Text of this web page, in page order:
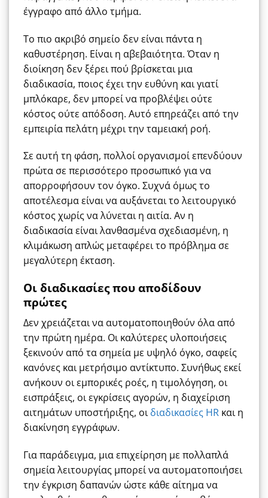
έγγραφο από άλλο τμήμα.
Το πιο ακριβό σημείο δεν είναι πάντα η
καθυστέρηση. Είναι η αβεβαιότητα. Όταν η
διοίκηση δεν ξέρει πού βρίσκεται μια
διαδικασία, ποιος έχει την ευθύνη και γιατί
μπλόκαρε, δεν μπορεί να προβλέψει ούτε
κόστος ούτε απόδοση. Αυτό επηρεάζει από την
εμπειρία πελάτη μέχρι την ταμειακή ροή.
Σε αυτή τη φάση, πολλοί οργανισμοί επενδύουν
πρώτα σε περισσότερο προσωπικό για να
απορροφήσουν τον όγκο. Συχνά όμως το
αποτέλεσμα είναι να αυξάνεται το λειτουργικό
κόστος χωρίς να λύνεται η αιτία. Αν η
διαδικασία είναι λανθασμένα σχεδιασμένη, η
κλιμάκωση απλώς μεταφέρει το πρόβλημα σε
μεγαλύτερη έκταση.
Οι διαδικασίες που αποδίδουν
πρώτες
Δεν χρειάζεται να αυτοματοποιηθούν όλα από
την πρώτη ημέρα. Οι καλύτερες υλοποιήσεις
ξεκινούν από τα σημεία με υψηλό όγκο, σαφείς
κανόνες και μετρήσιμο αντίκτυπο. Συνήθως εκεί
ανήκουν οι εμπορικές ροές, η τιμολόγηση, οι
εισπράξεις, οι εγκρίσεις αγορών, η διαχείριση
αιτημάτων υποστήριξης, οιδιαδικασίες HR και η
διακίνηση εγγράφων.
Για παράδειγμα, μια επιχείρηση με πολλαπλά
σημεία λειτουργίας μπορεί να αυτοματοποιήσει
την έγκριση δαπανών ώστε κάθε αίτημα να